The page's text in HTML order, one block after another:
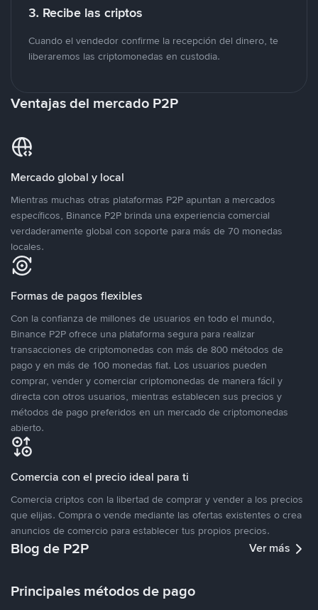
3. Recibe las criptos
Cuando el vendedor confirme la recepción del dinero, te
liberaremos las criptomonedas en custodia.
Ventajas del mercado P2P
Mercado global y local
Mientras muchas otras plataformas P2P apuntan a mercados
específicos, Binance P2P brinda una experiencia comercial
verdaderamente global con soporte para más de 70 monedas
locales.
Formas de pagos flexibles
Con la confianza de millones de usuarios en todo el mundo,
Binance P2P ofrece una plataforma segura para realizar
transacciones de criptomonedas con más de 800 métodos de
pago y en más de 100 monedas fiat. Los usuarios pueden
comprar, vender y comerciar criptomonedas de manera fácil y
directa con otros usuarios, mientras establecen sus precios y
métodos de pago preferidos en un mercado de criptomonedas
abierto.
Comercia con el precio ideal para ti
Comercia criptos con la libertad de comprar y vender a los precios
que elijas. Compra o vende mediante las ofertas existentes o crea
anuncios de comercio para establecer tus propios precios.
Blog de P2P Ver más
Principales métodos de pago